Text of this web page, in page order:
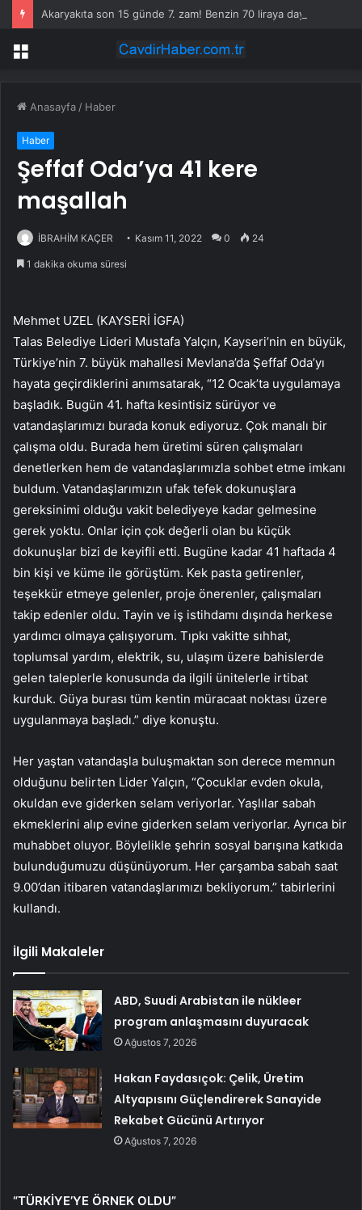
Akaryakıta son 15 günde 7. zam! Benzin 70 liraya dayandı
Menü
Anasayfa / Haber
Haber
Şeffaf Oda’ya 41 kere
maşallah
İBRAHİM KAÇER Kasım 11, 2022 0 24
1 dakika okuma süresi
Mehmet UZEL (KAYSERİ İGFA)
Talas Belediye Lideri Mustafa Yalçın, Kayseri’nin en büyük,
Türkiye’nin 7. büyük mahallesi Mevlana’da Şeffaf Oda’yı
hayata geçirdiklerini anımsatarak, “12 Ocak’ta uygulamaya
başladık. Bugün 41. hafta kesintisiz sürüyor ve
vatandaşlarımızı burada konuk ediyoruz. Çok manalı bir
çalışma oldu. Burada hem üretimi süren çalışmaları
denetlerken hem de vatandaşlarımızla sohbet etme imkanı
buldum. Vatandaşlarımızın ufak tefek dokunuşlara
gereksinimi olduğu vakit belediyeye kadar gelmesine
gerek yoktu. Onlar için çok değerli olan bu küçük
dokunuşlar bizi de keyifli etti. Bugüne kadar 41 haftada 4
bin kişi ve küme ile görüştüm. Kek pasta getirenler,
teşekkür etmeye gelenler, proje önerenler, çalışmaları
takip edenler oldu. Tayin ve iş istihdamı dışında herkese
yardımcı olmaya çalışıyorum. Tıpkı vakitte sıhhat,
toplumsal yardım, elektrik, su, ulaşım üzere bahislerde
gelen taleplerle konusunda da ilgili ünitelerle irtibat
kurduk. Güya burası tüm kentin müracaat noktası üzere
uygulanmaya başladı.” diye konuştu.
Her yaştan vatandaşla buluşmaktan son derece memnun
olduğunu belirten Lider Yalçın, “Çocuklar evden okula,
okuldan eve giderken selam veriyorlar. Yaşlılar sabah
ekmeklerini alıp evine giderken selam veriyorlar. Ayrıca bir
muhabbet oluyor. Böylelikle şehrin sosyal barışına katkıda
bulunduğumuzu düşünüyorum. Her çarşamba sabah saat
9.00’dan itibaren vatandaşlarımızı bekliyorum.” tabirlerini
kullandı.
İlgili Makaleler
ABD, Suudi Arabistan ile nükleer
program anlaşmasını duyuracak
Ağustos 7, 2026
Hakan Faydasıçok: Çelik, Üretim
Altyapısını Güçlendirerek Sanayide
Rekabet Gücünü Artırıyor
Ağustos 7, 2026
“TÜRKİYE’YE ÖRNEK OLDU”